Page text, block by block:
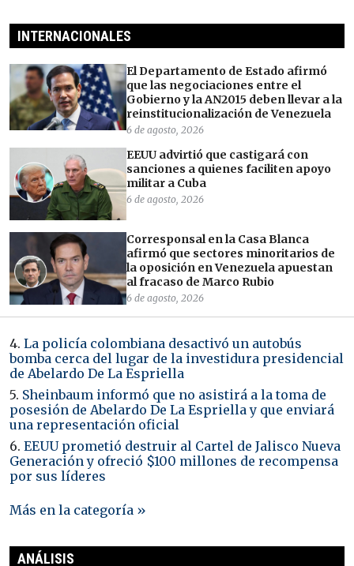
INTERNACIONALES
El Departamento de Estado afirmó
que las negociaciones entre el
Gobierno y la AN2015 deben llevar a la
reinstitucionalización de Venezuela
6 de agosto, 2026
EEUU advirtió que castigará con
sanciones a quienes faciliten apoyo
militar a Cuba
6 de agosto, 2026
Corresponsal en la Casa Blanca
afirmó que sectores minoritarios de
la oposición en Venezuela apuestan
al fracaso de Marco Rubio
6 de agosto, 2026
4. La policía colombiana desactivó un autobús
bomba cerca del lugar de la investidura presidencial
de Abelardo De La Espriella
5. Sheinbaum informó que no asistirá a la toma de
posesión de Abelardo De La Espriella y que enviará
una representación oficial
6. EEUU prometió destruir al Cartel de Jalisco Nueva
Generación y ofreció $100 millones de recompensa
por sus líderes
Más en la categoría »
ANÁLISIS